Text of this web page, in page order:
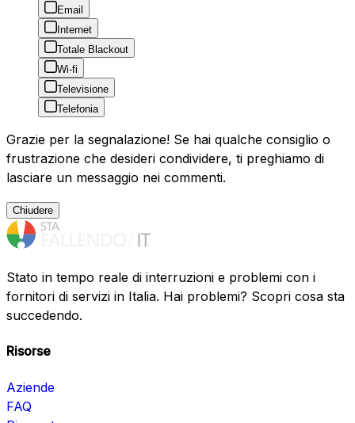
Email
Internet
Totale Blackout
Wi-fi
Televisione
Telefonia
Grazie per la segnalazione! Se hai qualche consiglio o
frustrazione che desideri condividere, ti preghiamo di
lasciare un messaggio nei commenti.
Chiudere
Stato in tempo reale di interruzioni e problemi con i
fornitori di servizi in Italia. Hai problemi? Scopri cosa sta
succedendo.
Risorse
Aziende
FAQ